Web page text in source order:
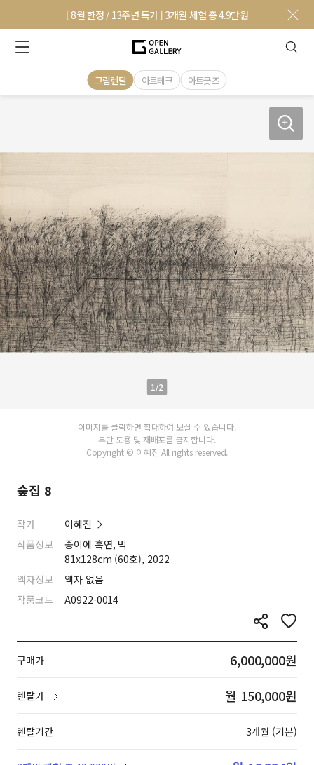
[ 8월 한정 / 13주년 특가 ] 3개월 체험 총 4.9만원
그림렌탈 아트테크 아트굿즈
1/2
이미지를 클릭하면 확대하여 보실 수 있습니다.
무단 도용 및 재배포를 금지합니다.
Copyright © 이혜진 All rights reserved.
숲집 8
작가
이혜진
작품정보
종이에 흑연, 먹
81x128cm (60호), 2022
액자정보
액자 없음
작품코드
A0922-0014
구매가 6,000,000원
렌탈가 월 150,000원
렌탈기간 3개월 (기본)